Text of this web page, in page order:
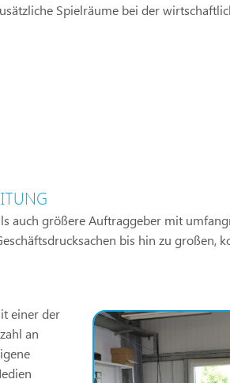
Spielräume bei der
auch größere Auftraggeber mit
bis hin zu großen,
einer der
an